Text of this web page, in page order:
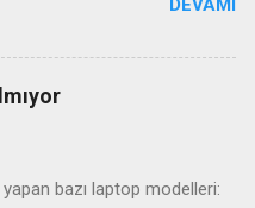
bazı laptop modelleri: